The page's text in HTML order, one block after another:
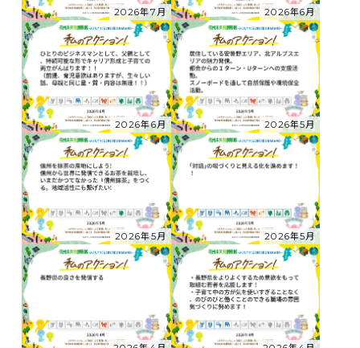
2026年7月 2026年6月
2026年6月 2026年5月
2026年5月 2026年5月